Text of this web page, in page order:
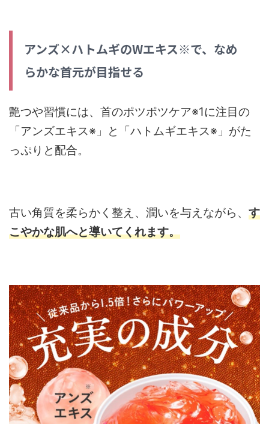
アンズ×ハトムギのWエキス※で、なめ
らかな首元が目指せる
艶つや習慣には、首のポツポツケア※1に注目の
「アンズエキス※」と「ハトムギエキス※」がた
っぷりと配合。
古い角質を柔らかく整え、潤いを与えながら、 す
こやかな肌へと導いてくれます。